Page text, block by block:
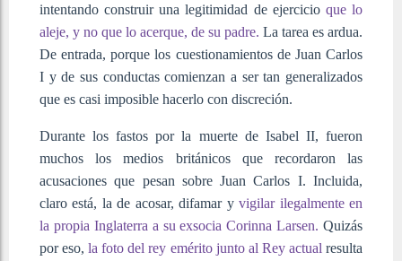
intentando construir una legitimidad de ejercicio que lo
aleje, y no que lo acerque, de su padre. La tarea es ardua.
De entrada, porque los cuestionamientos de Juan Carlos
I y de sus conductas comienzan a ser tan generalizados
que es casi imposible hacerlo con discreción.
Durante los fastos por la muerte de Isabel II, fueron
muchos los medios británicos que recordaron las
acusaciones que pesan sobre Juan Carlos I. Incluida,
claro está, la de acosar, difamar yvigilar ilegalmente en
la propia Inglaterra a su exsocia Corinna Larsen. Quizás
por eso, la foto del rey emérito junto al Rey actualresulta